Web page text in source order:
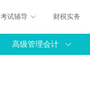
考试辅导 财税实务
高级管理会计